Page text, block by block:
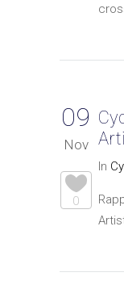
09
Nov
0
In